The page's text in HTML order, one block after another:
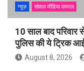
न्यूज़
सोशल मीडिया वायरल
10 साल बाद
पुलिस की ये ट्रिक
August 8, 2026